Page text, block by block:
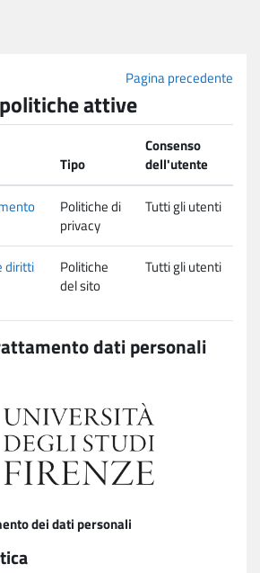
Pagina precedente
attive
Tipo
Consenso
dell'utente
Politiche di
privacy
Tutti gli utenti
diritti
Politiche
del sito
Tutti gli utenti
dati personali
dei dati personali